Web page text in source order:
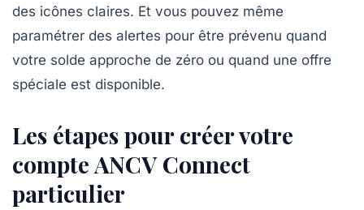
des icônes claires. Et vous pouvez même
paramétrer des alertes pour être prévenu quand
votre solde approche de zéro ou quand une offre
spéciale est disponible.
Les étapes pour créer votre
compte ANCV Connect
particulier